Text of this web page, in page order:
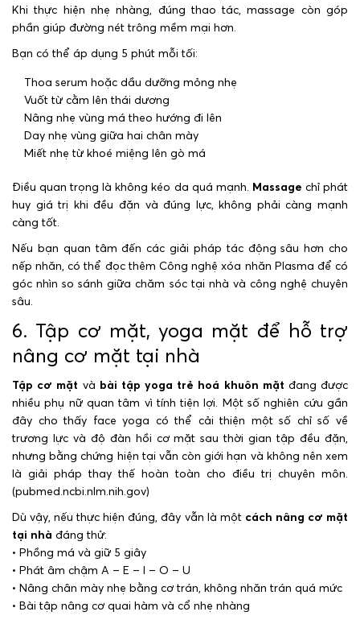
Khi thực hiện nhẹ nhàng, đúng thao tác, massage còn góp
phần giúp đường nét trông mềm mại hơn.
Bạn có thể áp dụng 5 phút mỗi tối:
Thoa serum hoặc dầu dưỡng mỏng nhẹ
Vuốt từ cằm lên thái dương
Nâng nhẹ vùng má theo hướng đi lên
Day nhẹ vùng giữa hai chân mày
Miết nhẹ từ khoé miệng lên gò má
Điều quan trọng là không kéo da quá mạnh. Massage chỉ phát
huy giá trị khi đều đặn và đúng lực, không phải càng mạnh
càng tốt.
Nếu bạn quan tâm đến các giải pháp tác động sâu hơn cho
nếp nhăn, có thể đọc thêm Công nghệ xóa nhăn Plasma để có
góc nhìn so sánh giữa chăm sóc tại nhà và công nghệ chuyên
sâu.
6. Tập cơ mặt, yoga mặt để hỗ trợ
nâng cơ mặt tại nhà
Tập cơ mặt và bài tập yoga trẻ hoá khuôn mặt đang được
nhiều phụ nữ quan tâm vì tính tiện lợi. Một số nghiên cứu gần
đây cho thấy face yoga có thể cải thiện một số chỉ số về
trương lực và độ đàn hồi cơ mặt sau thời gian tập đều đặn,
nhưng bằng chứng hiện tại vẫn còn giới hạn và không nên xem
là giải pháp thay thế hoàn toàn cho điều trị chuyên môn.
(pubmed.ncbi.nlm.nih.gov)
Dù vậy, nếu thực hiện đúng, đây vẫn là một cách nâng cơ mặt
tại nhà đáng thử:
• Phồng má và giữ 5 giây
• Phát âm chậm A – E – I – O – U
• Nâng chân mày nhẹ bằng cơ trán, không nhăn trán quá mức
• Bài tập nâng cơ quai hàm và cổ nhẹ nhàng